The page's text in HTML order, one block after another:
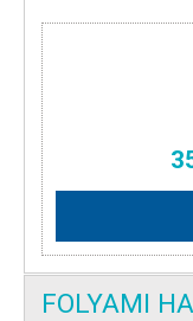
FOLYAMI